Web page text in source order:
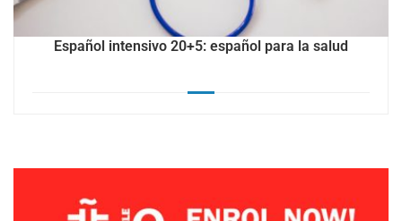
Español intensivo 20+5: español para la salud